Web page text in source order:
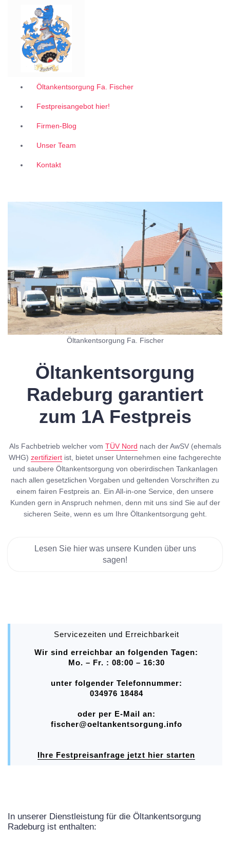
Garantiert zum 1A Festpreis
Öltankentsorgung Fa. Fischer
Festpreisangebot hier!
Firmen-Blog
Unser Team
Kontakt
Öltankentsorgung Fa. Fischer
Öltankentsorgung
Radeburg garantiert
zum 1A Festpreis
Als Fachbetrieb welcher vom TÜV Nord nach der AwSV (ehemals
WHG) zertifiziert ist, bietet unser Unternehmen eine fachgerechte
und saubere Öltankentsorgung von oberirdischen Tankanlagen
nach allen gesetzlichen Vorgaben und geltenden Vorschriften zu
einem fairen Festpreis an. Ein All-in-one Service, den unsere
Kunden gern in Anspruch nehmen, denn mit uns sind Sie auf der
sicheren Seite, wenn es um Ihre Öltankentsorgung geht.
Lesen Sie hier was unsere Kunden über uns
sagen!
Servicezeiten und Erreichbarkeit
Wir sind erreichbar an folgenden Tagen:
Mo. – Fr. : 08:00 – 16:30
unter folgender Telefonnummer:
034976 18484
oder per E-Mail an:
fischer@oeltankentsorgung.info
Ihre Festpreisanfrage jetzt hier starten
In unserer Dienstleistung für die Öltankentsorgung
Radeburg ist enthalten: